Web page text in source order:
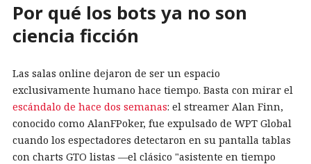
Por qué los bots ya no son
ciencia ficción
Las salas online dejaron de ser un espacio
exclusivamente humano hace tiempo. Basta con mirar el
escándalo de hace dos semanas: el streamer Alan Finn,
conocido como AlanFPoker, fue expulsado de WPT Global
cuando los espectadores detectaron en su pantalla tablas
con charts GTO listas —el clásico "asistente en tiempo